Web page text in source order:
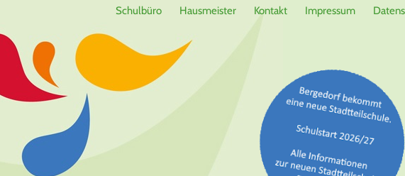
Schulbüro Hausmeister Kontakt Impressum